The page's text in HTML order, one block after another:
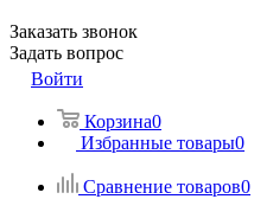
Заказать звонок
Задать вопрос
Войти
Корзина0
Избранные товары0
Сравнение товаров0